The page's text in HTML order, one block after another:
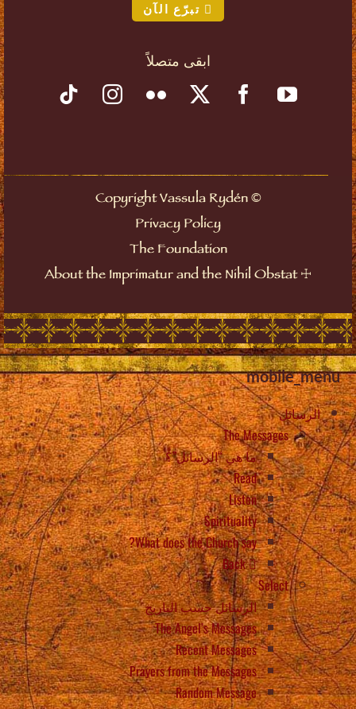
تبرّع الآن
ابقى متصلاً
©
Copyright Vassula Rydén
Privacy Policy
The Foundation
☩
About the Imprimatur and the Nihil Obstat
mobile_menu
الرسائل
The Messages
ما هي “الرسائل”؟
Read
Listen
Spirituality
What does the Church say?
Back
Select
الرسائل حسب التاريخ
The Angel’s Messages
Recent Messages
Prayers from the Messages
Random Message